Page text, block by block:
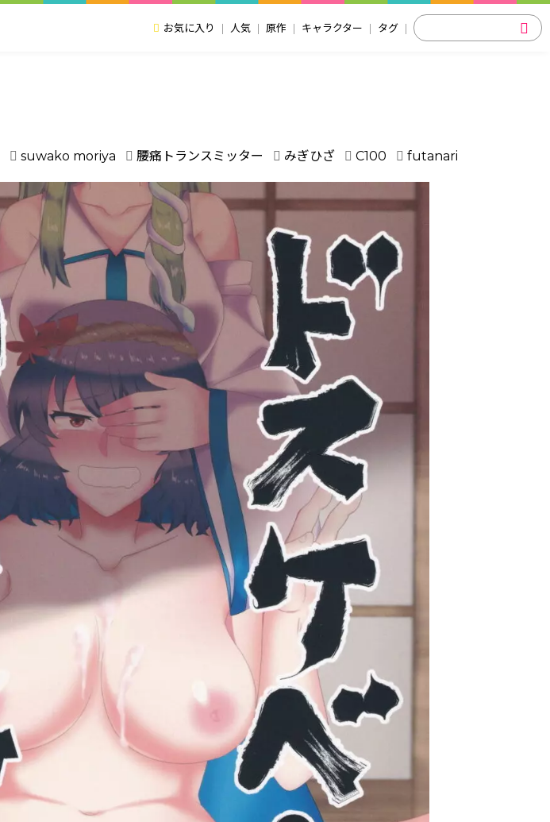
お気に入り 人気 原作 キャラクター タグ
suwako moriya 腰痛トランスミッター みぎひざ C100 futanari